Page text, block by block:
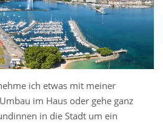
ich etwas mit meiner
im Haus oder gehe ganz
in die Stadt um ein